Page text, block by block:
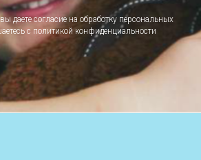
даете согласие на обработку персональных
c политикой конфиденциальности